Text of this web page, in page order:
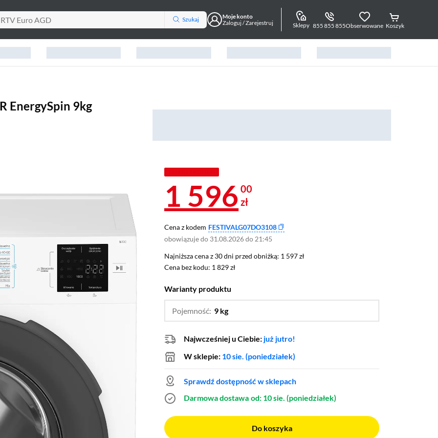
Szukaj
Moje konto
Zaloguj / Zarejestruj
Sklepy 855 855 855Obserwowane Koszyk
EnergySpin 9kg
1 596 00
zł
Cena z kodem FESTIVALG07DO3108
obowiązuje do 31.08.2026 do 21:45
Najniższa cena z 30 dni przed obniżką: 1 597 zł
Najniższa cena z 30 dni przed obniżką: 1 597 zł
Cena bez kodu: 1 829 zł
Cena bez kodu: 1 829 zł
Warianty produktu
Pojemność: 9 kg
Najwcześniej u Ciebie: już jutro!
W sklepie: 10 sie. (poniedziałek)
Sprawdź dostępność w sklepach
Darmowa dostawa od: 10 sie. (poniedziałek)
Do koszyka